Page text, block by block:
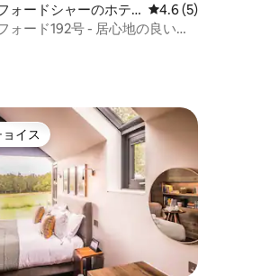
4.67つ星の平均評価
ォードシャーのホテ
レビュー5件、5つ
4.6 (5)
ォード192号 - 居心地の良いキ
イス
イス